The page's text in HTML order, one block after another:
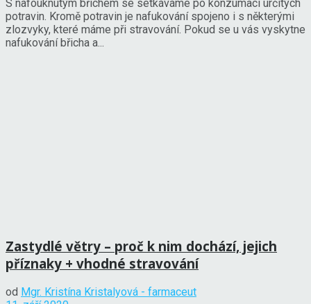
S nafouknutým břichem se setkáváme po konzumaci určitých
potravin. Kromě potravin je nafukování spojeno i s některými
zlozvyky, které máme při stravování. Pokud se u vás vyskytne
nafukování břicha a...
Zastydlé větry – proč k nim dochází, jejich
příznaky + vhodné stravování
od Mgr. Kristína Kristalyová - farmaceut